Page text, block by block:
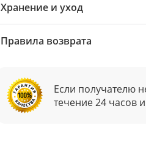
Хранение и уход
Правила возврата
Если получателю
течение 24 часов